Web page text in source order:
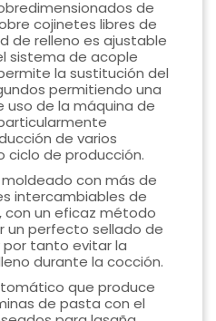
de
cojinetes libres de
de relleno es ajustable
sistema de acople
la sustitución del
permitiendo una
uso de la máquina de
de varios
ciclo de producción.
con más de
intercambiables de
con un eficaz método
un perfecto sellado de
por tanto evitar la
durante la cocción.
que produce
de pasta con el